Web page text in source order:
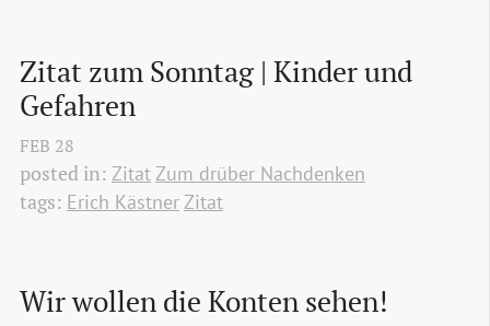
Zitat zum Sonntag | Kinder und
Gefahren
FEB 28
posted in: ZitatZum drüber Nachdenken
tags: Erich KästnerZitat
Wir wollen die Konten sehen!